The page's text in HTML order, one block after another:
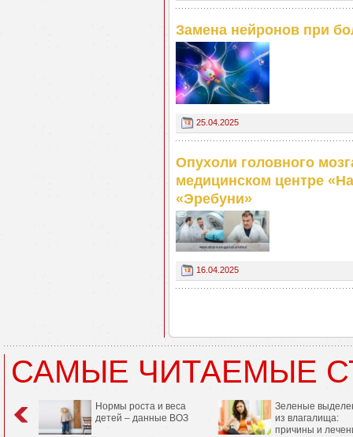
Замена нейронов при
25.04.2025
Опухоли головного
медицинском центре
«Эребуни»
16.04.2025
САМЫЕ ЧИТАЕМЫЕ
Нормы роста и веса
детей – данные ВОЗ
Зеленые
из влагалища:
причины и